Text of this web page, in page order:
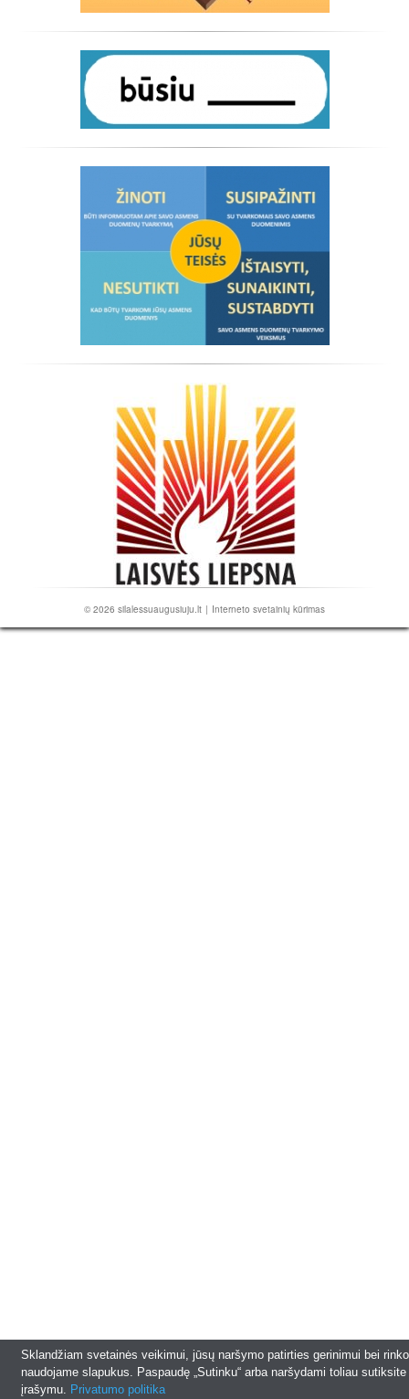
© 2026 silalessuaugusiuju.lt | Interneto svetainių kūrimas
Sklandžiam svetainės veikimui, jūsų naršymo patirties gerinimui bei
naudojame slapukus. Paspaudę „Sutinku“ arba naršydami toliau
įrašymu. Privatumo politika